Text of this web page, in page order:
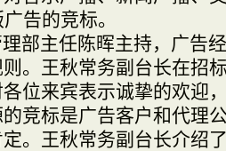
告的竞标。
部主任陈晖主持，广告
。王秋常务副台长在招
位来宾表示诚挚的欢迎
竞标是广告客户和代理
。王秋常务副台长介绍